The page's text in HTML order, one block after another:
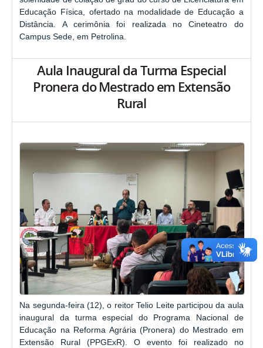
Educação Física, ofertado na modalidade de Educação a
Distância. A cerimônia foi realizada no Cineteatro do
Campus Sede, em Petrolina.
Aula Inaugural da Turma Especial
Pronera do Mestrado em Extensão
Rural
Na segunda-feira (12), o reitor Telio Leite participou da aula
inaugural da turma especial do Programa Nacional de
Educação na Reforma Agrária (Pronera) do Mestrado em
Extensão Rural (PPGExR). O evento foi realizado no